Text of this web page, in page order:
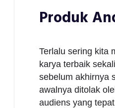
Produk
Terlalu sering kita
karya terbaik
sebelum akhirnya
awalnya ditolak
audiens yang